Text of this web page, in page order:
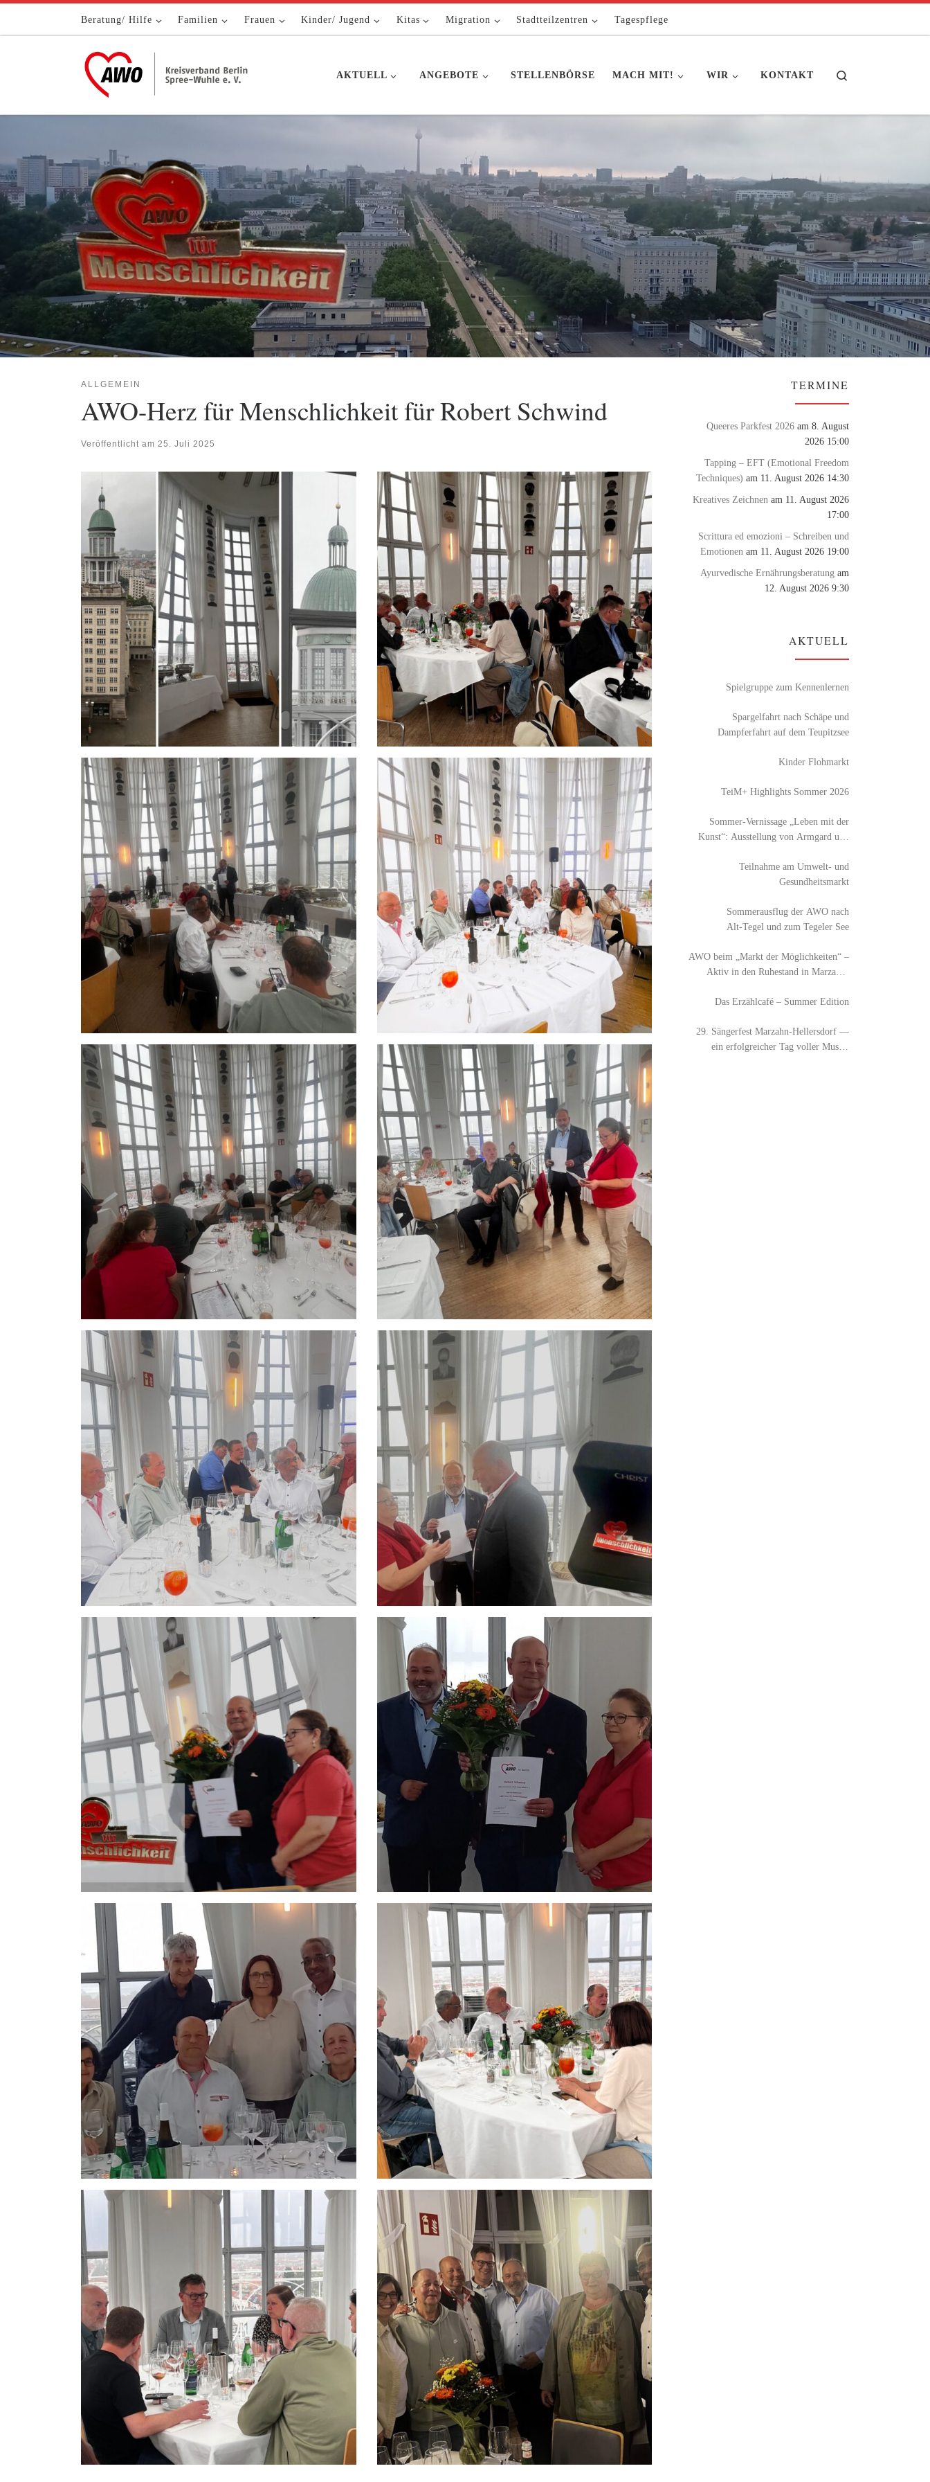
Zum Inhalt springenBeratung/ Hilfe Familien Frauen Kinder/ Jugend Kitas Migration Stadtteilzentren Tagespflege
AKTUELL ANGEBOTE STELLENBÖRSE MACH MIT! WIR KONTAKT
ALLGEMEIN
AWO-Herz für Menschlichkeit für Robert Schwind
Veröffentlicht am 25. Juli 2025
TERMINE
Queeres Parkfest 2026 am 8. August
2026 15:00
Tapping – EFT (Emotional Freedom
Techniques) am 11. August 2026 14:30
Kreatives Zeichnen am 11. August 2026
17:00
Scrittura ed emozioni – Schreiben und
Emotionen am 11. August 2026 19:00
Ayurvedische Ernährungsberatung am
12. August 2026 9:30
AKTUELL
Spielgruppe zum Kennenlernen
Spargelfahrt nach Schäpe und
Dampferfahrt auf dem Teupitzsee
Kinder Flohmarkt
TeiM+ Highlights Sommer 2026
Sommer-Vernissage „Leben mit der
Kunst“: Ausstellung von Armgard und
Teilnahme am Umwelt- und
Gesundheitsmarkt
Sommerausflug der AWO nach
Alt‑Tegel und zum Tegeler See
AWO beim „Markt der Möglichkeiten“ –
Aktiv in den Ruhestand in Marzahn-
Das Erzählcafé – Summer Edition
29. Sängerfest Marzahn-Hellersdorf —
ein erfolgreicher Tag voller Musik,